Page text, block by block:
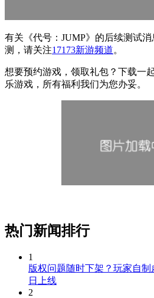
有关 《代号：JUMP》 的后续测试
测，请关注17173新游频道。
想要预约游戏，领取礼包？下载一
乐游戏，所有福利我们为您办妥。
热门新闻排行
1
版权问题随时下架？玩家自
日上线
2